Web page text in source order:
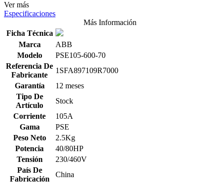
Ver más
Especificaciones
Más Información
Ficha Técnica
Marca
ABB
Modelo
PSE105-600-70
Referencia De
Fabricante
1SFA897109R7000
Garantía
12 meses
Tipo De
Artículo
Stock
Corriente
105A
Gama
PSE
Peso Neto
2.5Kg
Potencia
40/80HP
Tensión
230/460V
País De
Fabricación
China